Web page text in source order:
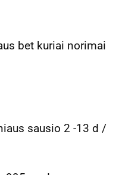
bet kuriai norimai
sausio 2 -13 d /